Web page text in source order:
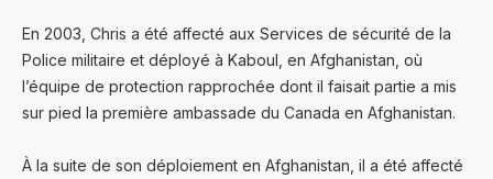
En 2003, Chris a été affecté aux Services de sécurité de la
Police militaire et déployé à Kaboul, en Afghanistan, où
l’équipe de protection rapprochée dont il faisait partie a mis
sur pied la première ambassade du Canada en Afghanistan.
À la suite de son déploiement en Afghanistan, il a été affecté